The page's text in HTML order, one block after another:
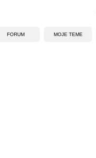
FORUM MOJE TEME